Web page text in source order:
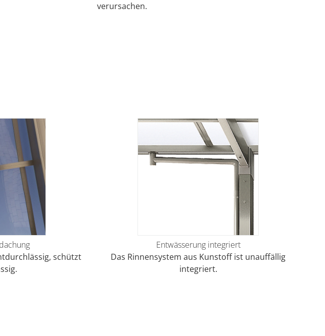
verursachen.
schützt
Entwässerung integriert
Das Rinnensystem aus Kunstoff ist unauffällig
integriert.